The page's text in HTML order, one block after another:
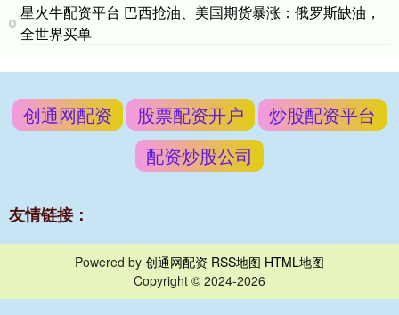
星火牛配资平台 巴西抢油、美国期货暴涨：俄罗斯缺油，
全世界买单
创通网配资 股票配资开户
炒股配资平台
配资炒股公司
友情链接：
Powered by 创通网配资 RSS地图 HTML地图
Copyright © 2024-2026